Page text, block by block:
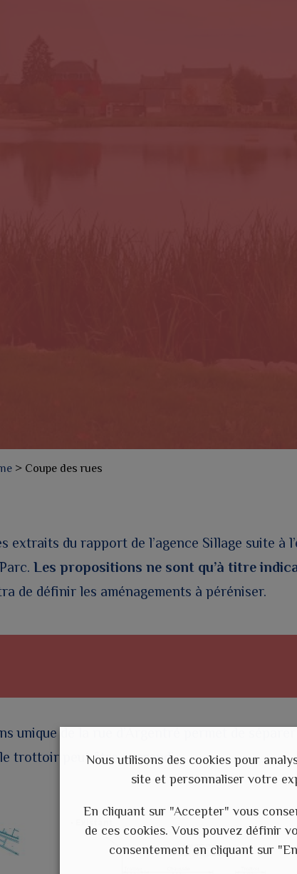
> Coupe des rues
extraits du rapport de l’agence Sillage suite à
Les propositions ne sont qu’à titre
de définir les aménagements à péréniser.
unique de la rue d’Argentré permet de
trottoir peut être aggrandi.
Nous utilisons des cookies pour
site et personnaliser votre
En cliquant sur "Accepter" vous
de ces cookies. Vous pouvez définir
consentement en cliquant sur